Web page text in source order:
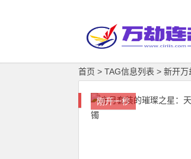
首页 > TAG信息列表 > 新开万
刚开一秒